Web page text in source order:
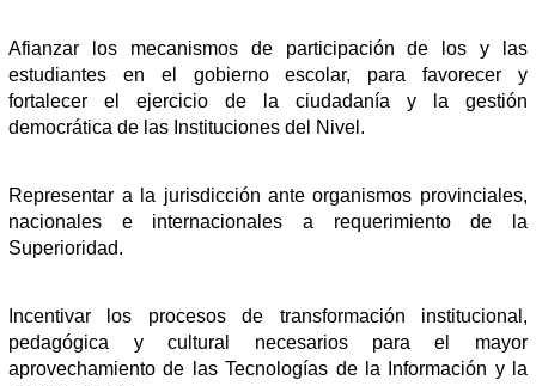
Afianzar los mecanismos de participación de los y las
estudiantes en el gobierno escolar, para favorecer y
fortalecer el ejercicio de la ciudadanía y la gestión
democrática de las Instituciones del Nivel.
Representar a la jurisdicción ante organismos provinciales,
nacionales e internacionales a requerimiento de la
Superioridad.
Incentivar los procesos de transformación institucional,
pedagógica y cultural necesarios para el mayor
aprovechamiento de las Tecnologías de la Información y la